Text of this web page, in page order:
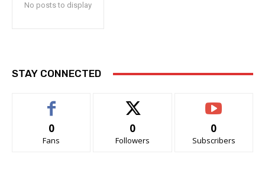
No posts to display
STAY CONNECTED
0
Fans
0
Followers
0
Subscribers